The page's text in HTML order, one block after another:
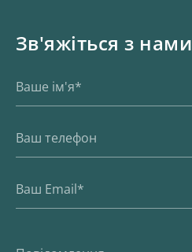
Зв'яжіться з нами